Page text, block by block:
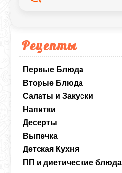
Рецепты
Первые Блюда
Вторые Блюда
Салаты и Закуски
Напитки
Десерты
Выпечка
Детская Кухня
ПП и диетические блюда